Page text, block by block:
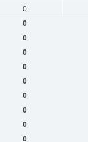
0
0
0
0
0
0
0
0
0
0